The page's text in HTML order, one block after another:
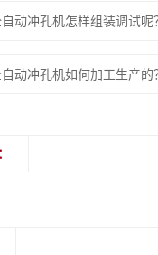
动冲孔机怎样组装调试呢
动冲孔机如何加工生产的